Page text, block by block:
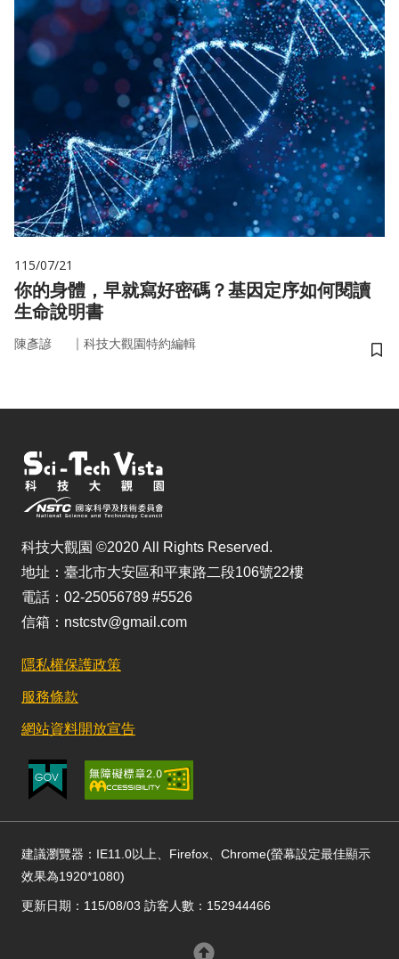
115/07/21
你的身體，早就寫好密碼？基因定序如何閱讀
生命說明書
陳彥諺 ｜ 科技大觀園特約編輯
儲
科技大觀園 ©2020 All Rights Reserved.
地址：臺北市大安區和平東路二段106號22樓
電話：02-25056789 #5526
信箱：nstcstv@gmail.com
隱私權保護政策
服務條款
網站資料開放宣告
建議瀏覽器：IE11.0以上、Firefox、Chrome(螢幕設定最佳顯示
效果為1920*1080)
更新日期：115/08/03 訪客人數：152944466
回頂部